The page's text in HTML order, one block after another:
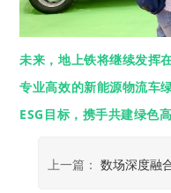
未来，地上铁将继续发挥
专业高效的新能源物流车
ESG目标，携手共建绿色
上一篇：数场深度融